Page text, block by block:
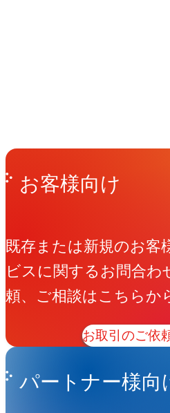
Get in Touchお問
お客様向け
既存または新規のお客
ビスに関するお問合わ
頼、ご相談はこちらか
お取引のご依
パートナー様向